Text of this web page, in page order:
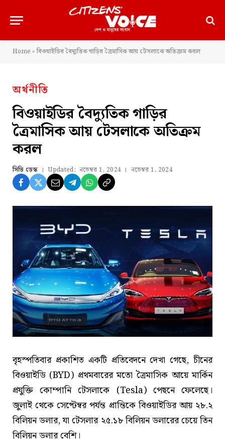
Home »বিওয়াইডির বৈদ্যুতিক গাড়ির ত্রৈমাসিক আয় টেসলাকে অতিক্রম করল
অর্থনীতি
বিওয়াইডির বৈদ্যুতিক গাড়ির
ত্রৈমাসিক আয় টেসলাকে অতিক্রম
করল
সিভি ডেস্ক Updated: নভেম্বর 1, 2024 নভেম্বর 1, 2024
বৃহস্পতিবার প্রকাশিত একটি প্রতিবেদনে দেখা গেছে, চীনের
বিওয়াইডি (BYD) প্রথমবারের মতো ত্রৈমাসিক আয়ে মার্কিন
প্রযুক্তি কোম্পানি টেসলাকে (Tesla) পেছনে ফেলেছে।
জুলাই থেকে সেপ্টেম্বর পর্যন্ত প্রান্তিকে বিওয়াইডির আয় ২৮.২
বিলিয়ন ডলার, যা টেসলার ২৫.১৮ বিলিয়ন ডলারের চেয়ে তিন
বিলিয়ন ডলার বেশি।